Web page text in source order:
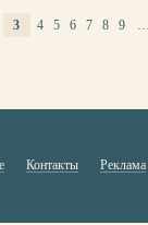
3 4 5 6 7 8 9
Контакты Реклама